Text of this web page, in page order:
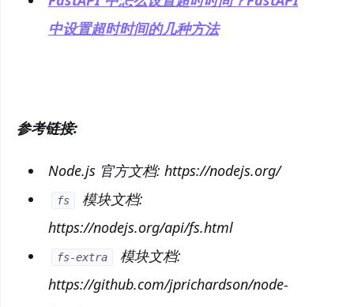
中设置超时时间的几种方法
参考链接:
Node.js 官方文档: https://nodejs.org/
fs
模块文档:
https://nodejs.org/api/fs.html
fs-extra
模块文档:
https://github.com/jprichardson/node-